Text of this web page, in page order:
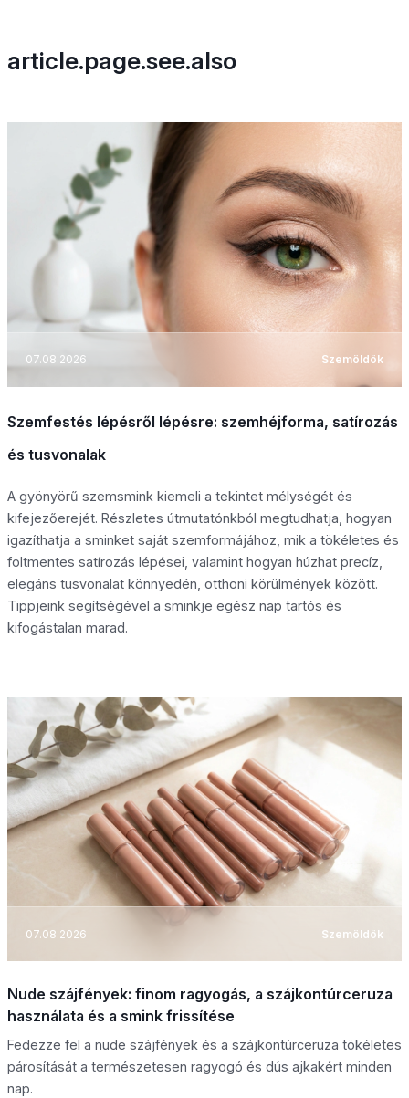
article.page.see.also
07.08.2026 Szemöldök
Szemfestés lépésről lépésre: szemhéjforma, satírozás
és tusvonalak
A gyönyörű szemsmink kiemeli a tekintet mélységét és
kifejezőerejét. Részletes útmutatónkból megtudhatja, hogyan
igazíthatja a sminket saját szemformájához, mik a tökéletes és
foltmentes satírozás lépései, valamint hogyan húzhat precíz,
elegáns tusvonalat könnyedén, otthoni körülmények között.
Tippjeink segítségével a sminkje egész nap tartós és
kifogástalan marad.
07.08.2026 Szemöldök
Nude szájfények: finom ragyogás, a szájkontúrceruza
használata és a smink frissítése
Fedezze fel a nude szájfények és a szájkontúrceruza tökéletes
párosítását a természetesen ragyogó és dús ajkakért minden
nap.